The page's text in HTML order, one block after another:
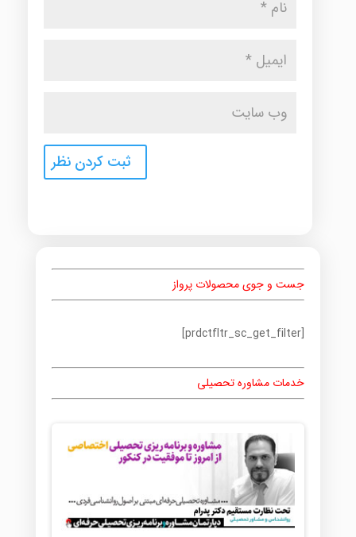
جست و جوی محصولات پرواز
[prdctfltr_sc_get_filter]
خدمات مشاوره تحصیلی